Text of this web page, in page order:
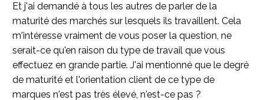
Et j'ai demandé à tous les autres de parler de la
maturité des marchés sur lesquels ils travaillent. Cela
m'intéresse vraiment de vous poser la question, ne
serait-ce qu'en raison du type de travail que vous
effectuez en grande partie. J'ai mentionné que le degré
de maturité et l'orientation client de ce type de
marques n'est pas très élevé, n'est-ce pas ?